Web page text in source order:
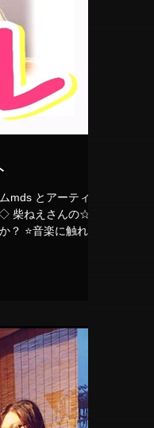
ねえさんの☆ゆ
⭐️音楽に触れな